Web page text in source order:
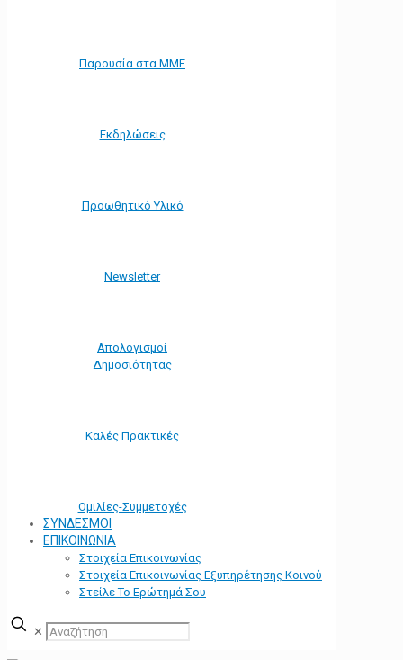
Παρουσία στα ΜΜΕ
Εκδηλώσεις
Προωθητικό Υλικό
Νewsletter
Απολογισμοί
Δημοσιότητας
Καλές Πρακτικές
Ομιλίες-Συμμετοχές
ΣΥΝΔΕΣΜΟΙ
ΕΠΙΚΟΙΝΩΝΙΑ
Στοιχεία Επικοινωνίας
Στοιχεία Επικοινωνίας Εξυπηρέτησης Κοινού
Στείλε Το Ερώτημά Σου
✕